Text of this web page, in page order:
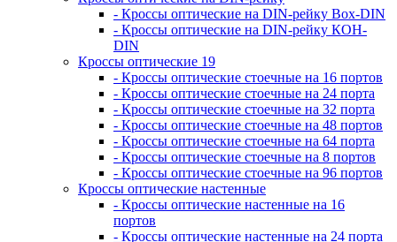
- Кроссы оптические на DIN-рейку Box-DIN
- Кроссы оптические на DIN-рейку КОН-
DIN
Кроссы оптические 19
- Кроссы оптические стоечные на 16 портов
- Кроссы оптические стоечные на 24 порта
- Кроссы оптические стоечные на 32 порта
- Кроссы оптические стоечные на 48 портов
- Кроссы оптические стоечные на 64 порта
- Кроссы оптические стоечные на 8 портов
- Кроссы оптические стоечные на 96 портов
Кроссы оптические настенные
- Кроссы оптические настенные на 16
портов
- Кроссы оптические настенные на 24 порта